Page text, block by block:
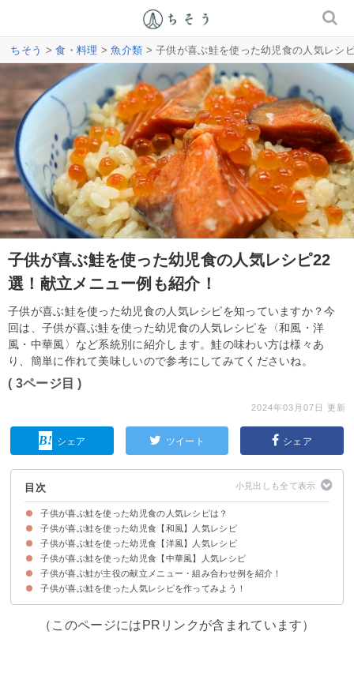
ちそう >食・料理 >魚介類 > 子供が喜ぶ鮭を使った幼児食の人気レシ
子供が喜ぶ鮭を使った幼児食の人気レシピ22
選！献立メニュー例も紹介！
子供が喜ぶ鮭を使った幼児食の人気レシピを知っていますか？今
回は、子供が喜ぶ鮭を使った幼児食の人気レシピを〈和風・洋
風・中華風〉など系統別に紹介します。鮭の味わい方は様々あ
り、簡単に作れて美味しいので参考にしてみてくださいね。
( 3ページ目 )
2024年03月07日 更新
シェア ツイート シェア
目次
子供が喜ぶ鮭を使った幼児食の人気レシピは？
子供が喜ぶ鮭を使った幼児食【和風】人気レシピ
①鮭ときのこの炊き込みご飯
②秋生鮭の甘辛焼き
③保育園のお弁当にもおすすめの焼き鮭
④鮭のちゃんちゃん焼き
⑤2歳児のお弁当におすすめの塩鮭の三色そぼろ丼
⑥鮭と野菜あんかけ
⑦鮭と野菜の味噌チーズ煮
⑧鮭の南蛮漬け
⑨鮭ときのこのホイル焼き
子供が喜ぶ鮭を使った幼児食【洋風】人気レシピ
①鮭とほうれん草のクリーム煮
②3歳の子供も喜ぶ鮭のチーズ入りパン粉焼き
③鮭で作る洋風ハンバーグ
④鮭フレークの簡単パスタ
⑤鮭のマカロニグラタン
⑥1歳の子供にもおすすめの鮭コロッケ
⑦鮭のムニエル
⑧鮭のパン粉焼きカレー風味
⑨鮭とじゃがいもの具沢山スープ
子供が喜ぶ鮭を使った幼児食【中華風】人気レシピ
①マヨネーズ入り鮭チャーハン
②生鮭とチンゲンサイの中華炒め
③鮭とアスパラの中華煮
④レンジで作れる鮭の香草レモンバター蒸し
子供が喜ぶ鮭が主役の献立メニュー・組み合わせ例を紹介！
献立メニュー例①鮭がメインの和食メニューにおすすめ
献立メニュー例②子供が喜ぶランチにおすすめ
献立メニュー例③洋食好きな子供におすすめ
子供が喜ぶ鮭を使った人気レシピを作ってみよう！
（このページにはPRリンクが含まれています）